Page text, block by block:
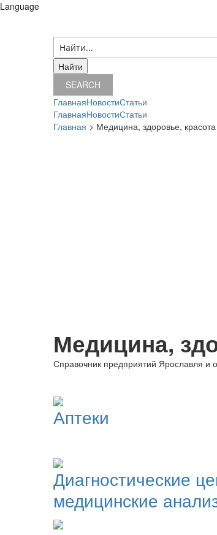
Language
SEARCH
ГлавнаяНовостиСтатьи
ГлавнаяНовостиСтатьи
Главная > Медицина, здоровье, красота
Медицина,
Справочник предприятий Ярославля и
Аптеки
Диагностические
медицинские